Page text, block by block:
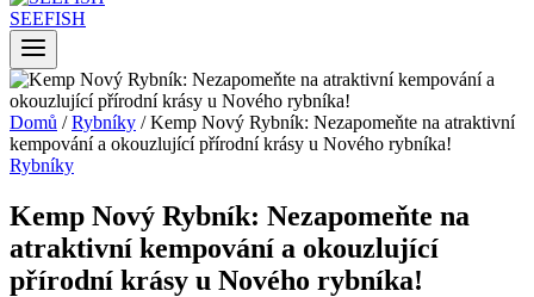
SEEFISH
Domů / Rybníky / Kemp Nový Rybník: Nezapomeňte na atraktivní
kempování a okouzlující přírodní krásy u Nového rybníka!
Rybníky
Kemp Nový Rybník: Nezapomeňte na
atraktivní kempování a okouzlující
přírodní krásy u Nového rybníka!